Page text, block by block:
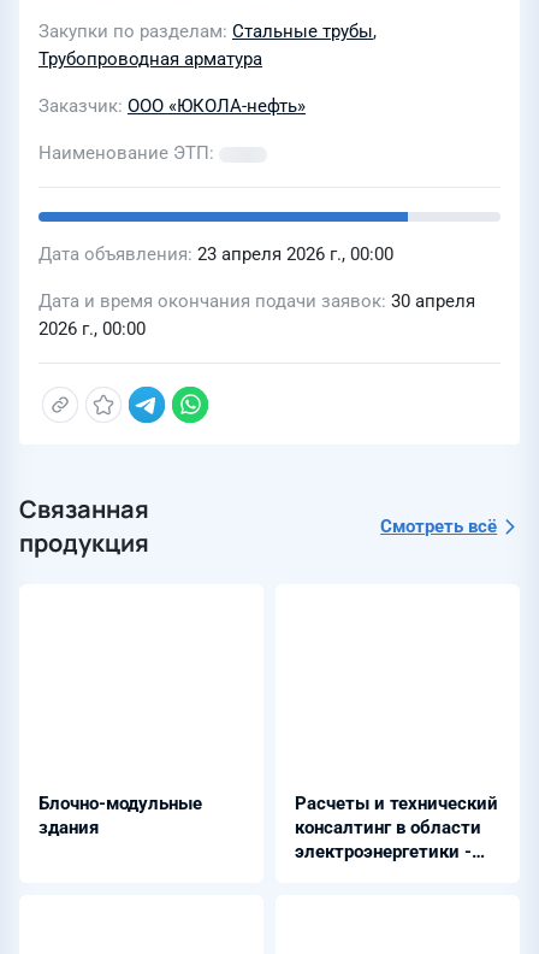
Закупки по разделам Стальные трубы,
Трубопроводная арматура
Заказчик ООО «ЮКОЛА-нефть»
Наименование ЭТП
Дата объявления 23 апреля 2026 г., 00:00
Дата и время окончания подачи заявок 30 апреля
2026 г., 00:00
Связанная
продукция
Смотреть всё
Блочно-модульные
здания
Расчеты и технический
консалтинг в области
электроэнергетики -